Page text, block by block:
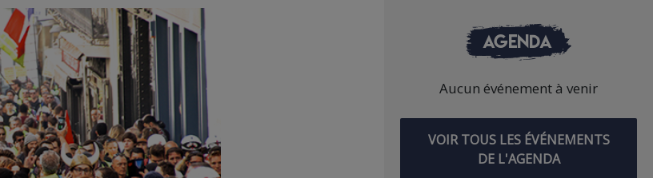
AGENDA
Aucun événement à venir
VOIR TOUS LES ÉVÉNEMENTS
DE L'AGENDA